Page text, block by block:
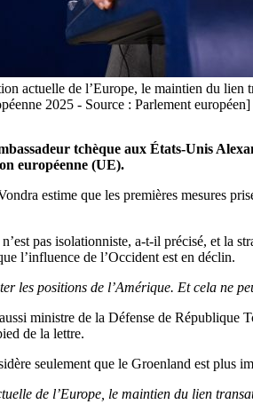
actuelle de l’Europe, le maintien du
2025 - Source : Parlement européen]
tchèque aux États-Unis
européenne (UE).
estime que les premières mesures
pas isolationniste, a-t-il précisé, et la
l’influence de l’Occident est en déclin.
les positions de l’Amérique. Et cela ne
ministre de la Défense de République
de la lettre.
seulement que le Groenland est plus
de l’Europe, le maintien du lien